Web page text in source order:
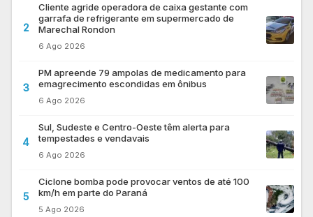
2
Cliente agride operadora de caixa gestante com
garrafa de refrigerante em supermercado de
Marechal Rondon
6 Ago 2026
3
PM apreende 79 ampolas de medicamento para
emagrecimento escondidas em ônibus
6 Ago 2026
4
Sul, Sudeste e Centro-Oeste têm alerta para
tempestades e vendavais
6 Ago 2026
5
Ciclone bomba pode provocar ventos de até 100
km/h em parte do Paraná
5 Ago 2026